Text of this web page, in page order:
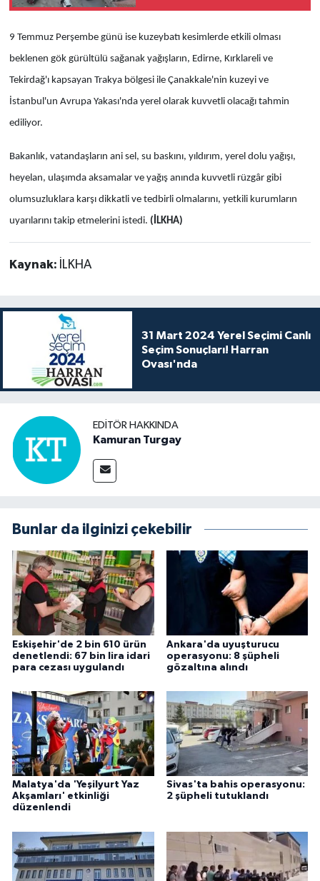
9 Temmuz Perşembe günü ise kuzeybatı kesimlerde etkili olması
beklenen gök gürültülü sağanak yağışların, Edirne, Kırklareli ve
Tekirdağ'ı kapsayan Trakya bölgesi ile Çanakkale'nin kuzeyi ve
İstanbul'un Avrupa Yakası'nda yerel olarak kuvvetli olacağı tahmin
ediliyor.
Bakanlık, vatandaşların ani sel, su baskını, yıldırım, yerel dolu yağışı,
heyelan, ulaşımda aksamalar ve yağış anında kuvvetli rüzgâr gibi
olumsuzluklara karşı dikkatli ve tedbirli olmalarını, yetkili kurumların
uyarılarını takip etmelerini istedi. (İLKHA)
Kaynak: İLKHA
31 Mart 2024 Yerel Seçimi Canlı
Seçim Sonuçları! Harran
Ovası'nda
EDITÖR HAKKINDA
Kamuran Turgay
Bunlar da ilginizi çekebilir
Eskişehir'de 2 bin 610 ürün
denetlendi: 67 bin lira idari
para cezası uygulandı
Ankara'da uyuşturucu
operasyonu: 8 şüpheli
gözaltına alındı
Malatya'da 'Yeşilyurt Yaz
Akşamları' etkinliği
düzenlendi
Sivas'ta bahis operasyonu:
2 şüpheli tutuklandı